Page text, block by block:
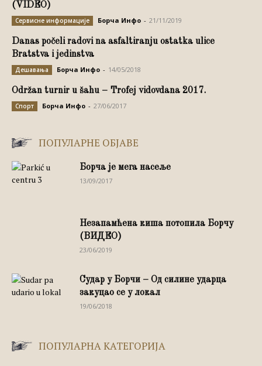
(VIDEO)
Сервисне информације Борча Инфо - 21/11/2019
Danas počeli radovi na asfaltiranju ostatka ulice
Bratstva i jedinstva
Дешавања Борча Инфо - 14/05/2018
Održan turnir u šahu – Trofej vidovdana 2017.
Спорт Борча Инфо - 27/06/2017
ПОПУЛАРНЕ ОБЈАВЕ
Борча је мега насеље
13/09/2017
Незапамћена киша потопила Борчу
(ВИДЕО)
23/06/2019
Судар у Борчи – Од силине ударца
закуцао се у локал
19/06/2018
ПОПУЛАРНА КАТЕГОРИЈА